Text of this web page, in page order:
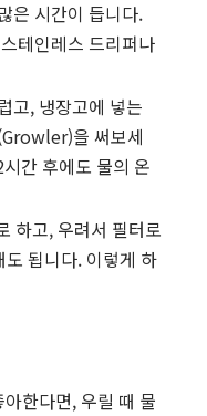
은 시간이 듭니다.
테인레스 드리퍼나
고, 냉장고에 넣는
을 써보세
간 후에도 물의 온
하고, 우려서 필터로
됩니다. 이렇게 하
한다면, 우릴 때 물